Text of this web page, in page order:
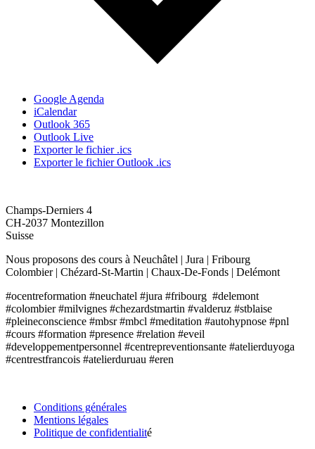
Google Agenda
iCalendar
Outlook 365
Outlook Live
Exporter le fichier .ics
Exporter le fichier Outlook .ics
Champs-Derniers 4
CH-2037 Montezillon
Suisse
Nous proposons des cours à Neuchâtel | Jura | Fribourg
Colombier | Chézard-St-Martin | Chaux-De-Fonds | Delémont
#ocentreformation #neuchatel #jura #fribourg #delemont
#colombier #milvignes #chezardstmartin #valderuz #stblaise
#pleineconscience #mbsr #mbcl #meditation #autohypnose #pnl
#cours #formation #presence #relation #eveil
#developpementpersonnel #centrepreventionsante #atelierduyoga
#centrestfrancois #atelierduruau #eren
Conditions générales
Mentions légales
Politique de confidentialité